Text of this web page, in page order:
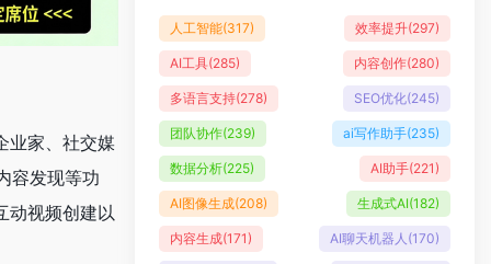
业家、社交媒
容发现等功
动视频创建以
人工智能(317) 效率提升(297)
AI工具(285) 内容创作(280)
多语言支持(278) SEO优化(245)
团队协作(239) ai写作助手(235)
数据分析(225) AI助手(221)
AI图像生成(208) 生成式AI(182)
内容生成(171) AI聊天机器人 (170)